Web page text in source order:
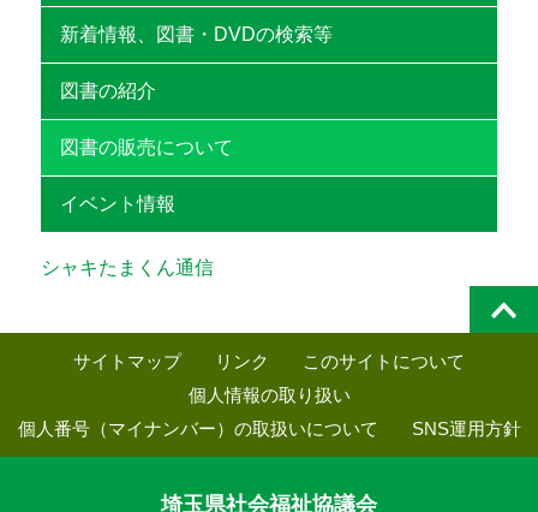
新着情報、図書・DVDの検索等
図書の紹介
図書の販売について
イベント情報
シャキたまくん通信
サイトマップ リンク
このサイトについて
個人情報の取り扱い
個人番号（マイナンバー）の取扱いについて
SNS運用方針
埼玉県社会福祉協議会